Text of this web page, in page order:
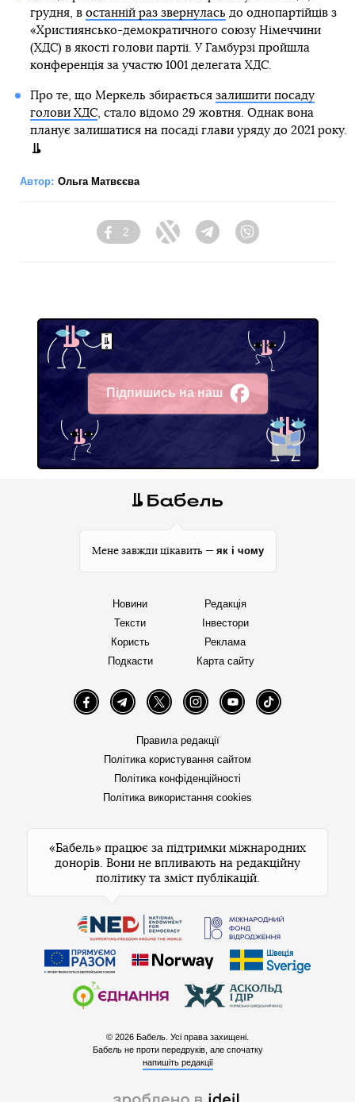
грудня, в останній раз звернулась до однопартійців з
«Християнсько-демократичного союзу Німеччини
(ХДС) в якості голови партії. У Гамбурзі пройшла
конференція за участю 1001 делегата ХДС.
Про те, що Меркель збирається залишити посаду
голови ХДС, стало відомо 29 жовтня. Однак вона
планує залишатися на посаді глави уряду до 2021 року.
Автор: Ольга Матвєєва
Facebook
2
Twitter TelegramViber
Підпишись на наш
Facebook
Мене завжди цікавить — як і чому
Новини
Тексти
Користь
Подкасти
Редакція
Інвестори
Реклама
Карта сайту
FacebookTelegramTwitter InstagramYouTube TikTok
Правила редакції
Політика користування сайтом
Політика конфіденційності
Політика використання cookies
«Бабель» працює за підтримки міжнародних
донорів. Вони не впливають на редакційну
політику та зміст публікацій.
© 2026 Бабель. Усі права захищені.
Бабель не проти передруків, але спочатку
напишіть редакції